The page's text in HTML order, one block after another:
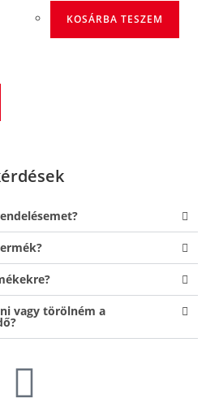
KOSÁRBA TESZEM
vagy törölném a